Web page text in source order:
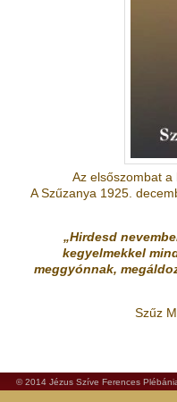
Az elsőszombat
A Szűzanya 1925.
„Hirdesd
kegyelmekkel
meggyónnak,
Szűz
© 2014 Jézus Szíve Ferences